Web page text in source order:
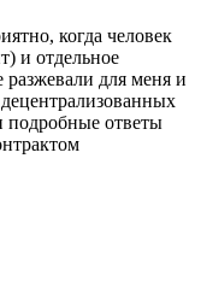
когда человек
и отдельное
разжевали для меня и
ответы